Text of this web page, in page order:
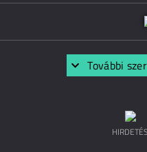
További
HIRDETÉS